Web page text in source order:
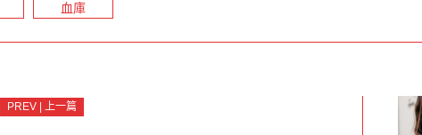
血庫
PREV | 上一篇